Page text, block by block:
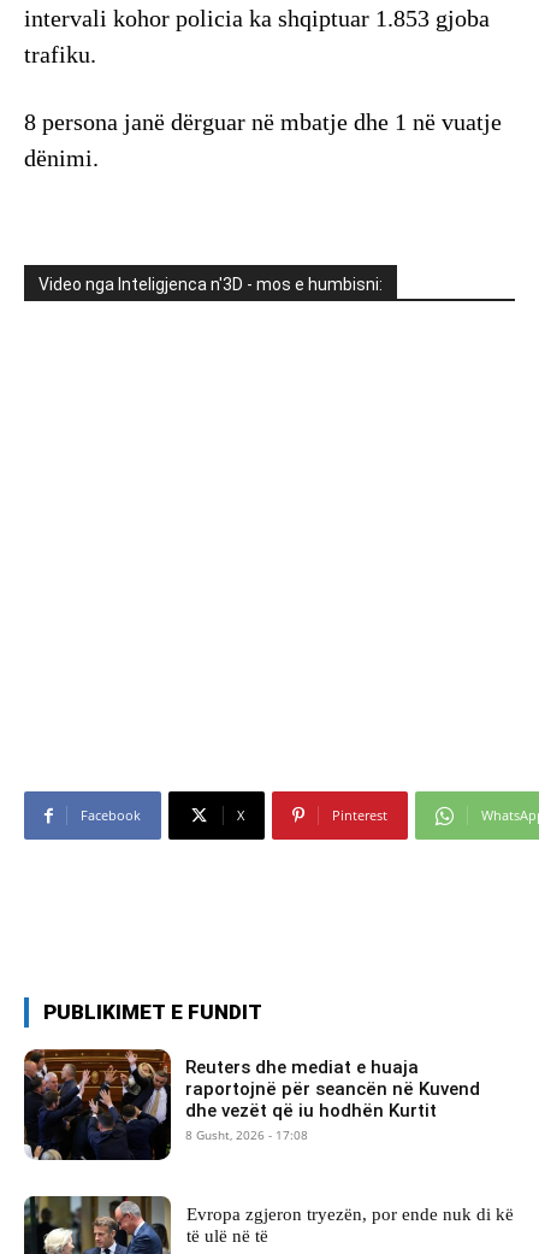
intervali kohor policia ka shqiptuar 1.853 gjoba
trafiku.
8 persona janë dërguar në mbatje dhe 1 në vuatje
dënimi.
Video nga Inteligjenca n'3D - mos e humbisni:
Facebook X Pinterest
PUBLIKIMET E FUNDIT
Reuters dhe mediat e huaja
raportojnë për seancën në Kuvend
dhe vezët që iu hodhën Kurtit
8 Gusht, 2026 - 17:08
Evropa zgjeron tryezën, por ende nuk di kë
të ulë në të